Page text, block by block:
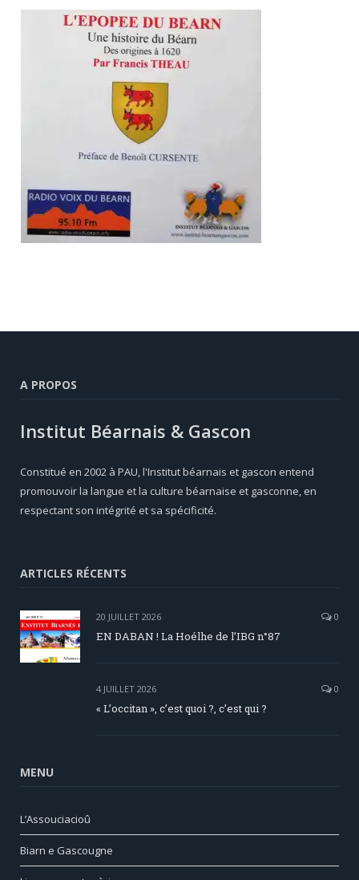
A PROPOS
Institut Béarnais & Gascon
Constitué en 2002 à PAU, l'Institut béarnais et gascon entend
promouvoir la langue et la culture béarnaise et gasconne, en
respectant son intégrité et sa spécificité.
ARTICLES RÉCENTS
20 JUILLET 2026 0
EN DABAN ! La Hoélhe de l’IBG n°87
4 JUILLET 2026 0
« L’occitan », c’est quoi ?, c’est qui ?
MENU
L’Assouciacioû
Biarn e Gascougne